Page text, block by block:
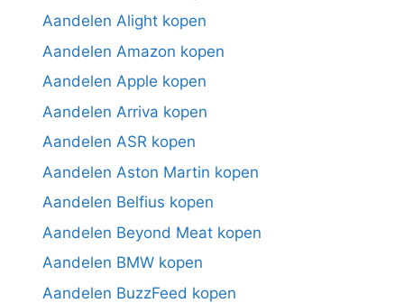
Aandelen Alight kopen
Aandelen Amazon kopen
Aandelen Apple kopen
Aandelen Arriva kopen
Aandelen ASR kopen
Aandelen Aston Martin kopen
Aandelen Belfius kopen
Aandelen Beyond Meat kopen
Aandelen BMW kopen
Aandelen BuzzFeed kopen